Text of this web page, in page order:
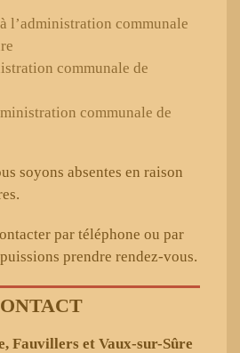
l’administration communale
communale de
communale de
soyons absentes en raison
par téléphone ou par
prendre rendez-vous.
Fauvillers et Vaux-sur-Sûre